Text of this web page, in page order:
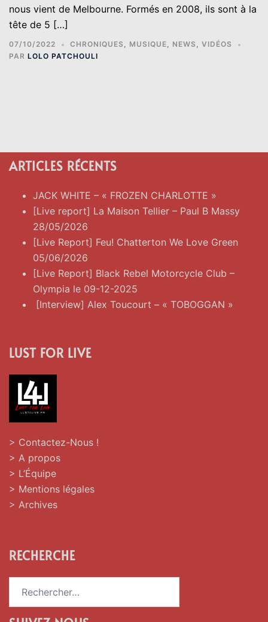
nous vient de Melbourne. Formés en 2008, ils sont à la
tête de 5 […]
07/10/2022 CHRONIQUES , MUSIQUE, NEWS , VIDÉOS
PAR LOLO PATCHOULI
ARTICLES RÉCENTS
JACK WHITE – « FROZEN CHARLOTTE »
[Live report] La Maison Tellier – Paul B Massy
28/05/2026
[Live Report] Feu! Chatterton We Love Green
05/06/2026
[Live Report] Black Rebel Motorcycle Club –
Olympia le 09-12-2025
[Interview] Alex Toucourt – « TOBOGGAN »
LUST FOR LIVE
> Contactez-Nous !
> A propos
> L’Équipe
> Mentions légales
> Archives
RECHERCHE